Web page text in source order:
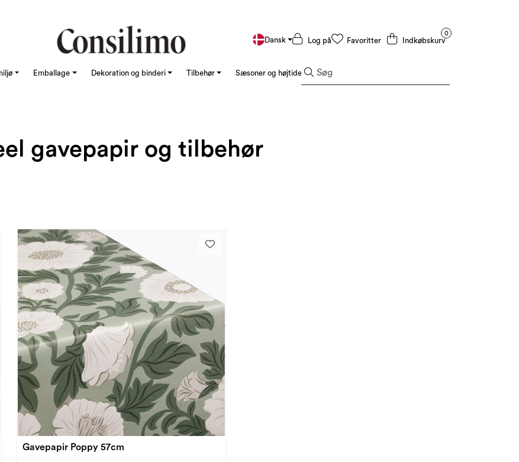
Dansk Log på Favoritter
0
Indkøbskurv
Emballage Dekoration og binderi Tilbehør Sæsoner og højtider Tilbud og outlet
gavepapir og tilbehør
Gavepapir Poppy 57cm